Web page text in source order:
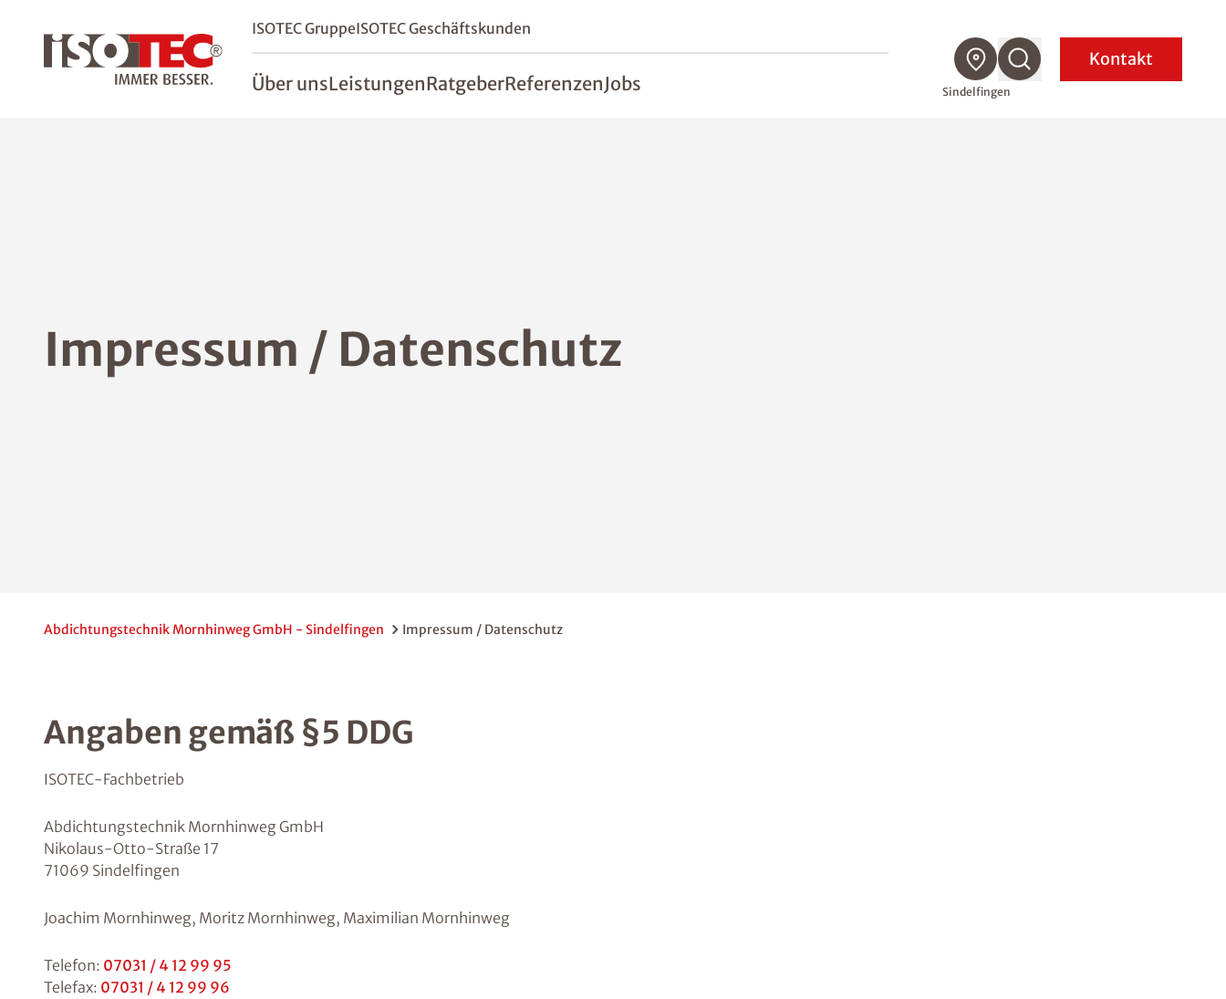
ISOTEC GruppeISOTEC Geschäftskunden
Über unsLeistungenRatgeberReferenzenJobs Sindelfingen
Kontakt
Impressum / Datenschutz
Abdichtungstechnik Mornhinweg GmbH - Sindelfingen Impressum / Datenschutz
Angaben gemäß §5 DDG
ISOTEC-Fachbetrieb
Abdichtungstechnik Mornhinweg GmbH
Nikolaus-Otto-Straße 17
71069 Sindelfingen
Joachim Mornhinweg, Moritz Mornhinweg, Maximilian Mornhinweg
Telefon: 07031 / 4 12 99 95
Telefax: 07031 / 4 12 99 96